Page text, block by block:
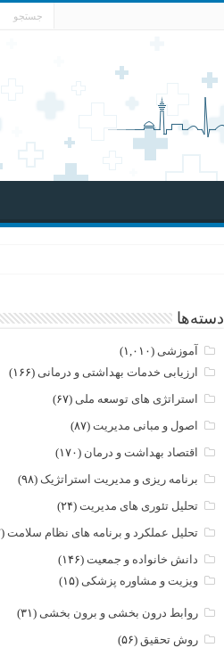
دسته‌ها
آموزشی (۱,۰۱۰)
ارزیابی خدمات بهداشتی و درمانی (۱۶۶)
استراتژی های توسعه ملی (۶۷)
اصول و مبانی مدیریت(۸۷)
اقتصاد بهداشت و درمان (۱۷۰)
برنامه ریزی و مدیریت استراتژیک (۹۸)
تحلیل تئوری های مدیریت(۲۴)
تحلیل عملکرد و برنامه های نظام سلامت(۱۷)
دانش خانواده و جمعیت(۱۴۶)
ویزیت و مشاوره پزشکی (۱۵)
روابط درون بخشی و برون بخشی (۳۱)
روش تحقیق(۵۶)